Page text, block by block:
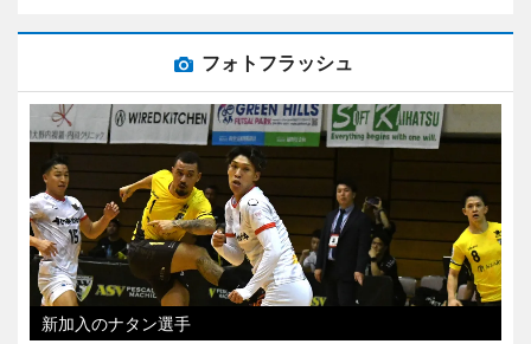
フォトフラッシュ
新加入のナタン選手